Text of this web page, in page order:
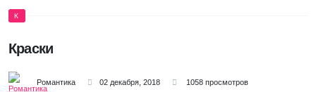
К
Краски
Романтика 02 декабря, 2018 1058 просмотров